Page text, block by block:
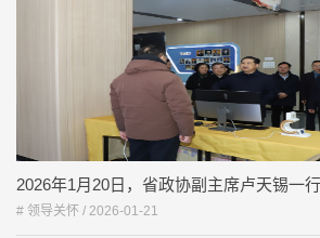
2026年1月20日，省政协副主席卢天锡一
# 领导关怀 / 2026-01-21